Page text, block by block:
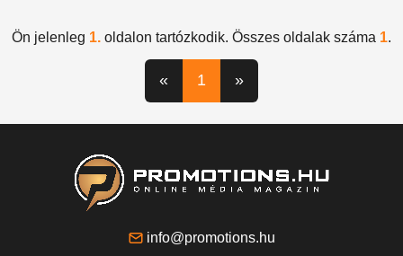
Ön jelenleg 1. oldalon tartózkodik. Összes oldalak száma 1.
« 1 »
info@promotions.hu